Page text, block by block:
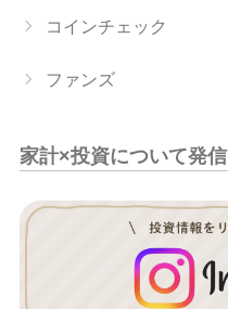
コインチェック
ファンズ
家計×投資について発信